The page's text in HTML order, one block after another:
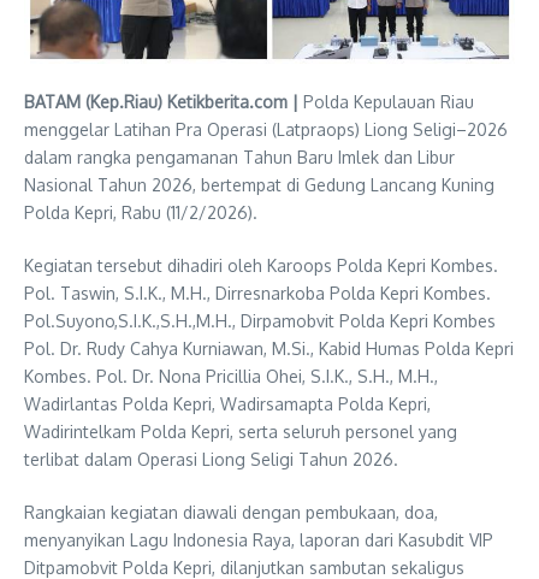
BATAM (Kep.Riau) Ketikberita.com | Polda Kepulauan Riau
menggelar Latihan Pra Operasi (Latpraops) Liong Seligi–2026
dalam rangka pengamanan Tahun Baru Imlek dan Libur
Nasional Tahun 2026, bertempat di Gedung Lancang Kuning
Polda Kepri, Rabu (11/2/2026).
Kegiatan tersebut dihadiri oleh Karoops Polda Kepri Kombes.
Pol. Taswin, S.I.K., M.H., Dirresnarkoba Polda Kepri Kombes.
Pol.Suyono,S.I.K.,S.H.,M.H., Dirpamobvit Polda Kepri Kombes
Pol. Dr. Rudy Cahya Kurniawan, M.Si., Kabid Humas Polda Kepri
Kombes. Pol. Dr. Nona Pricillia Ohei, S.I.K., S.H., M.H.,
Wadirlantas Polda Kepri, Wadirsamapta Polda Kepri,
Wadirintelkam Polda Kepri, serta seluruh personel yang
terlibat dalam Operasi Liong Seligi Tahun 2026.
Rangkaian kegiatan diawali dengan pembukaan, doa,
menyanyikan Lagu Indonesia Raya, laporan dari Kasubdit VIP
Ditpamobvit Polda Kepri, dilanjutkan sambutan sekaligus